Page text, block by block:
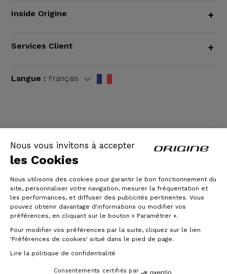
Nous vous invitons à accepter
les Cookies
Nous utilisons des cookies pour garantir le bon fonctionnement du
site, personnaliser votre navigation, mesurer la fréquentation et
les performances, et diffuser des publicités pertinentes. Vous
pouvez obtenir davantage d'informations ou modifier vos
préférences, en cliquant sur le bouton « Paramétrer ».
Pour modifier vos préférences par la suite, cliquez sur le lien
'Préférences de cookies' situé dans le pied de page.
Lire la politique de confidentialité
Consentements certifiés par
Inside Origine +
Services Client +
Langue : Français
© Origine Cycles